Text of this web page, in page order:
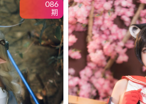
086
期